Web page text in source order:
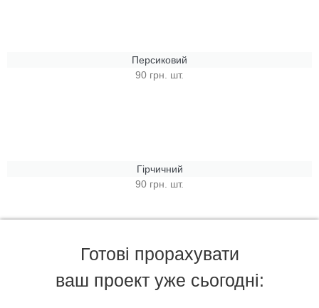
Персиковий
90 грн. шт.
Гірчичний
90 грн. шт.
Готові прорахувати
ваш проект уже сьогодні: